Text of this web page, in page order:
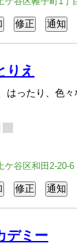
りえ
はったり、色
ケ谷区和田2-20-6
デミー